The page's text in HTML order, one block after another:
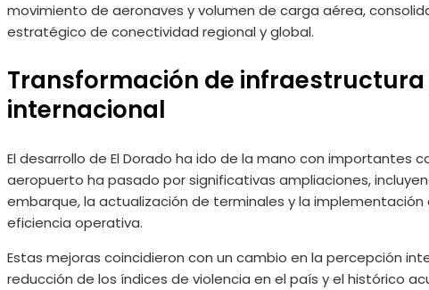
movimiento de aeronaves y volumen de carga aérea,
estratégico de conectividad regional y global.
Transformación de
internacional
El desarrollo de El Dorado ha ido de la mano con importantes
aeropuerto ha pasado por significativas ampliaciones,
embarque, la actualización de terminales y la
eficiencia operativa.
Estas mejoras coincidieron con un cambio en la percepción
reducción de los índices de violencia en el país y el histórico